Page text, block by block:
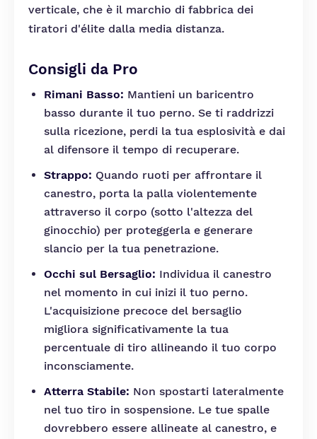
verticale, che è il marchio di fabbrica dei
tiratori d'élite dalla media distanza.
Consigli da Pro
Rimani Basso: Mantieni un baricentro
basso durante il tuo perno. Se ti raddrizzi
sulla ricezione, perdi la tua esplosività e dai
al difensore il tempo di recuperare.
Strappo: Quando ruoti per affrontare il
canestro, porta la palla violentemente
attraverso il corpo (sotto l'altezza del
ginocchio) per proteggerla e generare
slancio per la tua penetrazione.
Occhi sul Bersaglio: Individua il canestro
nel momento in cui inizi il tuo perno.
L'acquisizione precoce del bersaglio
migliora significativamente la tua
percentuale di tiro allineando il tuo corpo
inconsciamente.
Atterra Stabile: Non spostarti lateralmente
nel tuo tiro in sospensione. Le tue spalle
dovrebbero essere allineate al canestro, e